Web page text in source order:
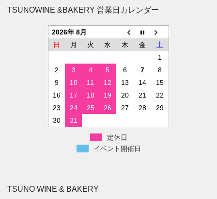
TSUNOWINE &BAKERY 営業日カレンダー
2026年 8月
日
月 火 水 木 金
土
1
2
3 4 5 6 7
8
9
10 11 12 13 14
15
16
17 18 19 20 21
22
23
24 25 26 27 28
29
30
31
定休日
イベント開催日
TSUNO WINE & BAKERY